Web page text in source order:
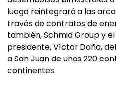
luego reintegrará a las
través de contratos de
también, Schmid Group y el
presidente, Víctor Doña,
a San Juan de unos 220
continentes.